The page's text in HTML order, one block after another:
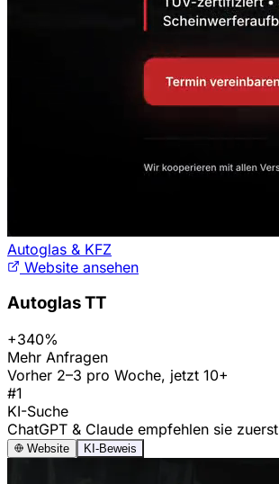
Autoglas & KFZ
Website ansehen
Autoglas TT
+340%
Mehr Anfragen
Vorher 2–3 pro Woche, jetzt 10+
#1
KI-Suche
ChatGPT & Claude empfehlen sie zuerst
Website KI-Beweis